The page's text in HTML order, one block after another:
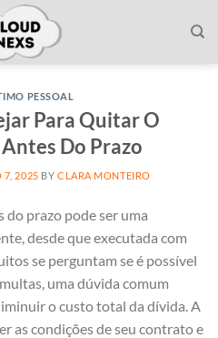
PESSOAL
Para Quitar O
Do Prazo
7, 2025 BY CLARA MONTEIRO
prazo pode ser uma
desde que executada com
se perguntam se é possível
uma dúvida comum
o custo total da dívida. A
as condições de seu contrato e